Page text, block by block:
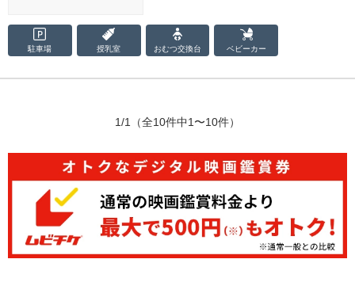
駐車場 授乳室 おむつ交換台 ベビーカー
1/1 （全10件中1〜10件）